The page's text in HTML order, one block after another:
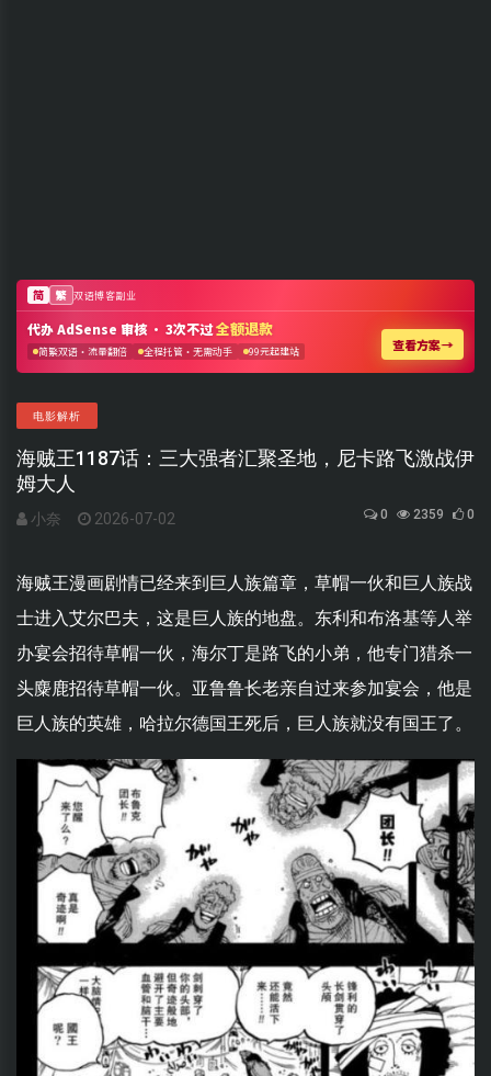
电影解析
海贼王1187话：三大强者汇聚圣地，尼卡路飞激战伊
姆大人
小奈 2026-07-02 0 2359 0
海贼王漫画剧情已经来到巨人族篇章，草帽一伙和巨人族战
士进入艾尔巴夫，这是巨人族的地盘。东利和布洛基等人举
办宴会招待草帽一伙，海尔丁是路飞的小弟，他专门猎杀一
头麋鹿招待草帽一伙。亚鲁鲁长老亲自过来参加宴会，他是
巨人族的英雄，哈拉尔德国王死后，巨人族就没有国王了。